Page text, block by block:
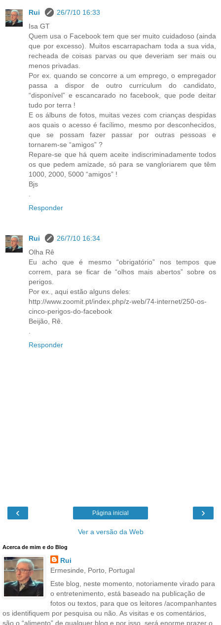
Rui
26/7/10 16:33
Isa GT
Quem usa o Facebook tem que ser muito cuidadoso (ainda
que por excesso). Muitos escarrapacham toda a sua vida,
recheada de coisas parvas ou que deveriam ser mais ou
menos privadas.
Por ex. quando se concorre a um emprego, o empregador
passa a dispor de outro curriculum do candidato,
“disponível” e escancarado no facebook, que pode deitar
tudo por terra !
E os álbuns de fotos, muitas vezes com crianças despidas
aos quais o acesso é facílimo, mesmo por desconhecidos,
que se possam fazer passar por outras pessoas e
tornarem-se “amigos” ?
Repare-se que há quem aceite indiscriminadamente todos
os que pedem amizade, só para se vangloriarem que têm
1000, 2000, 5000 “amigos” !
Bjs
Responder
Rui
26/7/10 16:34
Olha Rê
Eu acho que é mesmo “obrigatório” nos tempos que
correm, para se ficar de “olhos mais abertos” sobre os
perigos.
Por ex., aqui estão alguns deles:
http://www.zoomit.pt/index.php/z-web/74-internet/250-os-
cinco-perigos-do-facebook
Beijão, Rê.
Responder
‹ ›
Página inicial
Ver a versão da Web
Acerca de mim e do Blog
Rui
Ermesinde, Porto, Portugal
Este blog, neste momento, notoriamente virado para
o entretenimento, está baseado na publicação de
fotos ou textos, para que os leitores /acompanhantes
os identifiquem por pesquisa ou não. As visitas e os comentários,
são o “alimento” de qualquer blog e por isso, será enorme prazer o